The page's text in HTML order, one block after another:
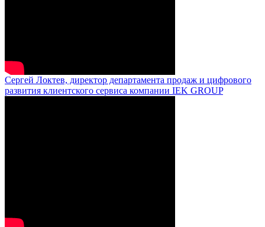
Сергей Локтев, директор департамента продаж и цифрового
развития клиентского сервиса компании IEK GROUP